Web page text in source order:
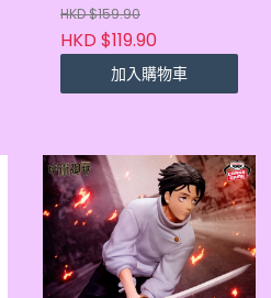
HKD $159.90
HKD $119.90
加入購物車